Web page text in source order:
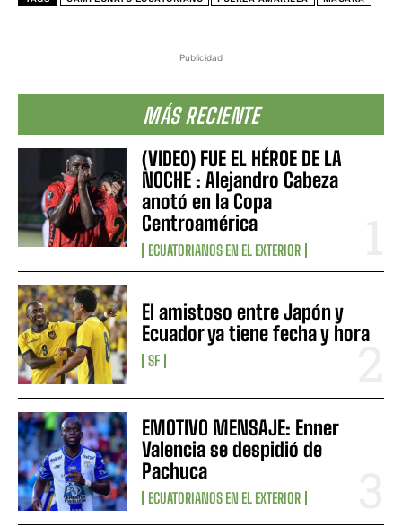
Publicidad
MÁS RECIENTE
(VIDEO) FUE EL HÉROE DE LA
NOCHE : Alejandro Cabeza
anotó en la Copa
Centroamérica
ECUATORIANOS EN EL EXTERIOR
El amistoso entre Japón y
Ecuador ya tiene fecha y hora
SF
EMOTIVO MENSAJE: Enner
Valencia se despidió de
Pachuca
ECUATORIANOS EN EL EXTERIOR